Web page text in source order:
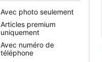
Avec photo seulement
Articles premium
uniquement
Avec numéro de
téléphone